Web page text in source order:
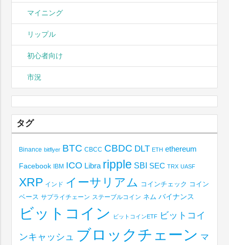
マイニング
リップル
初心者向け
市況
タグ
Binance bitflyer BTC CBCC CBDC DLT ETH ethereum
Facebook IBM ICO Libra ripple SBI SEC TRX UASF
XRP インド イーサリアム コインチェック コイン
ベース サプライチェーン ステーブルコイン ネム バイナンス
ビットコイン ビットコインETF ビットコイ
ンキャッシュ ブロックチェーン マ